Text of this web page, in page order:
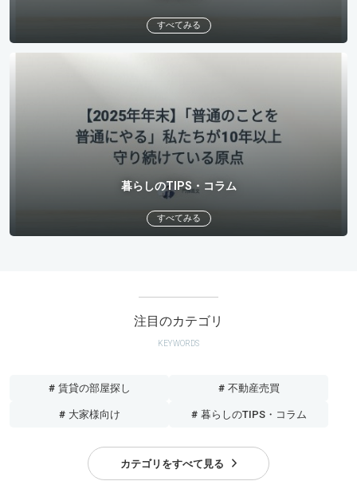
すべてみる
暮らしのTIPS・コラム
すべてみる
注目のカテゴリ
KEYWORDS
# 賃貸の部屋探し # 不動産売買
# 大家様向け # 暮らしのTIPS・コラム
カテゴリをすべて見る